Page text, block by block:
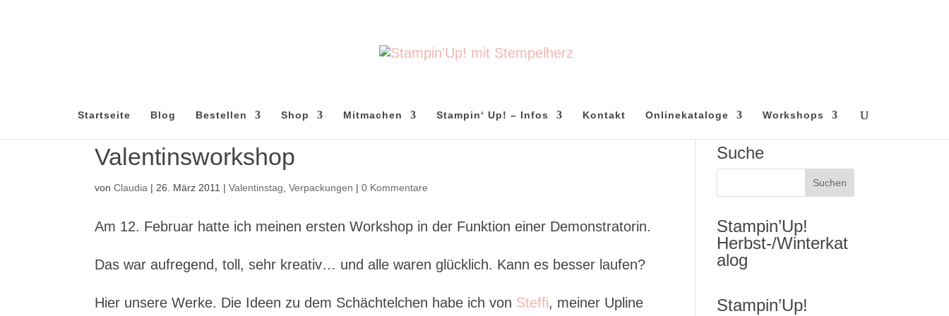
Startseite Blog Bestellen Shop Mitmachen Stampin‘ Up! – Infos Kontakt Onlinekataloge Workshops
Valentinsworkshop
vonClaudia | 26. März 2011 |Valentinstag ,Verpackungen |0 Kommentare
Am 12. Februar hatte ich meinen ersten Workshop in der Funktion einer Demonstratorin.
Das war aufregend, toll, sehr kreativ… und alle waren glücklich. Kann es besser laufen?
Hier unsere Werke. Die Ideen zu dem Schächtelchen habe ich von Steffi, meiner Upline
Suche
Stampin’Up!
Herbst-/Winterkat
alog
Stampin’Up!